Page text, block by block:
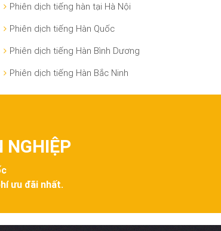
Phiên dịch tiếng hàn tại Hà Nội
Phiên dịch tiếng Hàn Quốc
Phiên dịch tiếng Hàn Bình Dương
Phiên dịch tiếng Hàn Bắc Ninh
NGHIỆP
ưu đãi nhất.